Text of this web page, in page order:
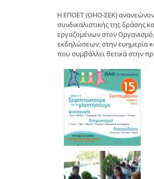
Η ΕΠΟΕΤ (ΟΗΟ-ΣΕΚ)
συνδικαλιστικής της
εργαζομένων στον
εκδηλώσεων, στην ευημερία
που συμβάλλει θετικά στην